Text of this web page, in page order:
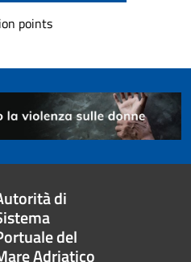
points
di
del
Adriatico